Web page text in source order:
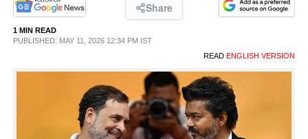
PHOTOS
LIFESTYLE
Share
1 MIN READ
PUBLISHED: MAY 11, 2026 12:34 PM IST
READ ENGLISH VERSION